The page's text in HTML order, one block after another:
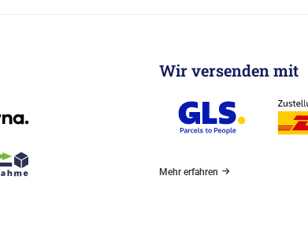
Wir versenden mit
Mehr erfahren